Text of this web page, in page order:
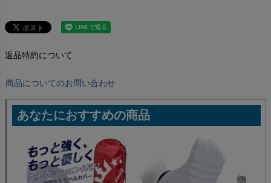
返品特約について
商品についてのお問い合わせ
あなたにおすすめの商品